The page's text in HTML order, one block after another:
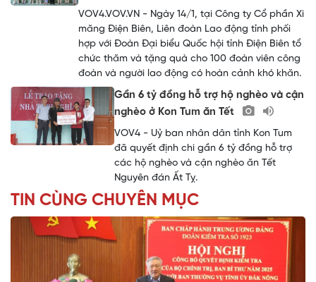
VOV4.VOV.VN - Ngày 14/1, tại Công ty Cổ phần Xi
măng Điện Biên, Liên đoàn Lao động tỉnh phối
hợp với Đoàn Đại biểu Quốc hội tỉnh Điện Biên tổ
chức thăm và tặng quà cho 100 đoàn viên công
đoàn và người lao động có hoàn cảnh khó khăn.
Gần 6 tỷ đồng hỗ trợ hộ nghèo và cận
nghèo ở Kon Tum ăn Tết
VOV4 - Uỷ ban nhân dân tỉnh Kon Tum
đã quyết định chi gần 6 tỷ đồng hỗ trợ
các hộ nghèo và cận nghèo ăn Tết
Nguyên đán Ất Tỵ.
TIN CÙNG CHUYÊN MỤC